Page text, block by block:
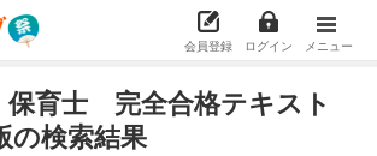
会員登録 ログイン メニュー
育士 完全合格テキスト
検索結果